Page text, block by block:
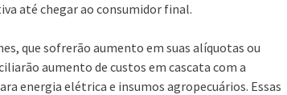
até chegar ao consumidor final.
que sofrerão aumento em suas alíquotas ou
aumento de custos em cascata com a
energia elétrica e insumos agropecuários. Essas